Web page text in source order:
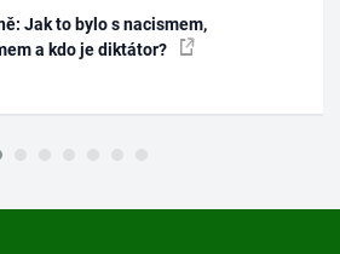
Jak to bylo s nacismem,
a kdo je diktátor?